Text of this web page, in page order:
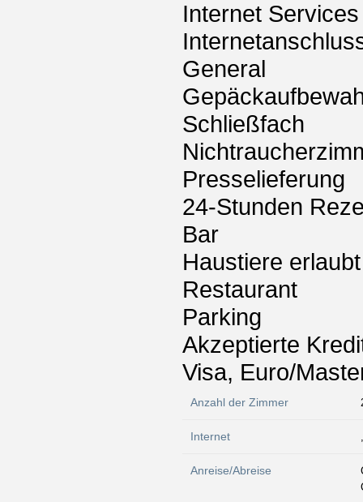
Internet Services
General
Schließfach
Presselieferung
24-Stunden
Bar
Haustiere erlaubt
Restaurant
Parking
Akzeptierte
Visa, Euro/
Anzahl der Zimmer
Internet
Anreise/Abreise